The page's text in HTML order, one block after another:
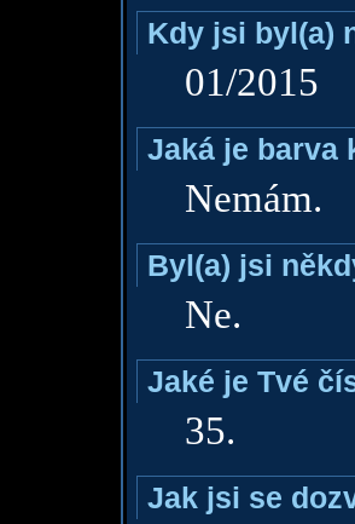
Kdy jsi byl(a)
01/2015
Jaká je barva
Nemám.
Byl(a) jsi
Ne.
Jaké je Tvé
35.
Jak jsi se